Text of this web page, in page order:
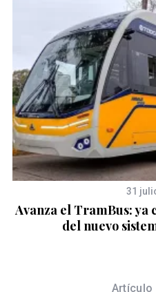
31
Avanza el TramBus: ya
del nuevo
Artículo